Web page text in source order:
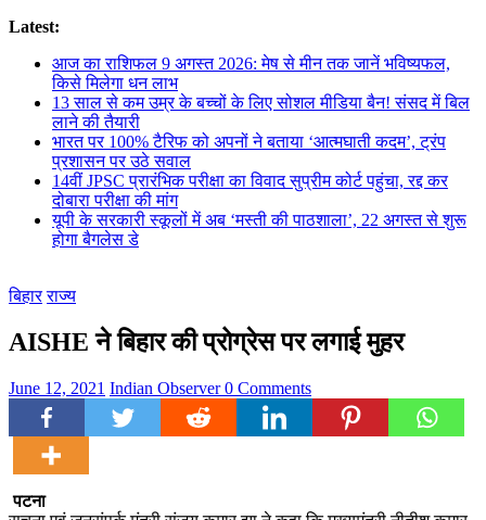
Latest:
आज का राशिफल 9 अगस्त 2026: मेष से मीन तक जानें भविष्यफल,
किसे मिलेगा धन लाभ
13 साल से कम उम्र के बच्चों के लिए सोशल मीडिया बैन! संसद में बिल
लाने की तैयारी
भारत पर 100% टैरिफ को अपनों ने बताया ‘आत्मघाती कदम’, ट्रंप
प्रशासन पर उठे सवाल
14वीं JPSC प्रारंभिक परीक्षा का विवाद सुप्रीम कोर्ट पहुंचा, रद्द कर
दोबारा परीक्षा की मांग
यूपी के सरकारी स्कूलों में अब ‘मस्ती की पाठशाला’, 22 अगस्त से शुरू
होगा बैगलेस डे
बिहार राज्य
AISHE ने बिहार की प्रोग्रेस पर लगाई मुहर
June 12, 2021 Indian Observer0 Comments
पटना